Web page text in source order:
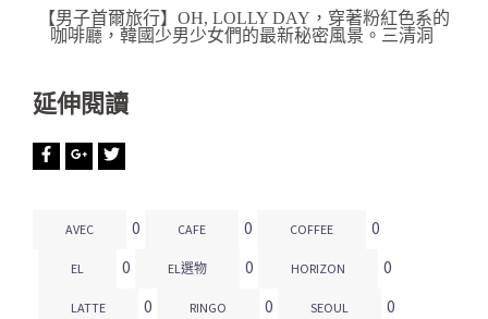
【男子首爾旅行】OH, LOLLY DAY，穿著粉紅色系的
咖啡廳，韓國少男少女們的最新秘密風景。三清洞
延伸閱讀
AVEC 0 CAFE 0 COFFEE 0
EL 0 EL選物 0 HORIZON 0
LATTE 0 RINGO 0 SEOUL 0